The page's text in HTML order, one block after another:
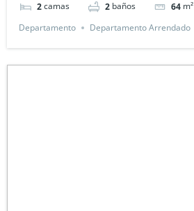
2camas 2 baños 64 m²
Departamento
Departamento Arrendado